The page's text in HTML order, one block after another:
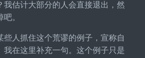
我估计大部分的人会直接退出，然
。
些人抓住这个荒谬的例子，宣称自
我在这里补充一句。这个例子只是